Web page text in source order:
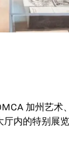
加州艺术
厅内的特别展